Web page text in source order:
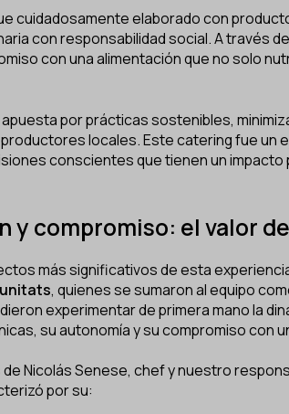
cuidadosamente elaborado con
con responsabilidad social. A través
con una alimentación que no solo
por prácticas sostenibles,
locales. Este catering fue un
conscientes que tienen un impacto
y compromiso: el valor
más significativos de esta
, quienes se sumaron al equipo
experimentar de primera mano la
su autonomía y su compromiso con
de Nicolás Senese, chef y nuestro
por su: